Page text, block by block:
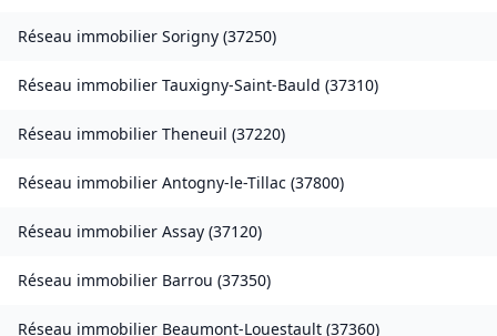
Réseau immobilier Sorigny (37250)
Réseau immobilier Tauxigny-Saint-Bauld (37310)
Réseau immobilier Theneuil (37220)
Réseau immobilier Antogny-le-Tillac (37800)
Réseau immobilier Assay (37120)
Réseau immobilier Barrou (37350)
Réseau immobilier Beaumont-Louestault (37360)